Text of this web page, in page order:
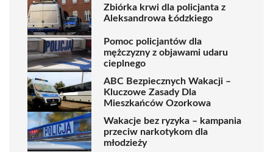
Zbiórka krwi dla policjanta z
Aleksandrowa Łódzkiego
Pomoc policjantów dla
mężczyzny z objawami udaru
cieplnego
ABC Bezpiecznych Wakacji –
Kluczowe Zasady Dla
Mieszkańców Ozorkowa
Wakacje bez ryzyka – kampania
przeciw narkotykom dla
młodzieży